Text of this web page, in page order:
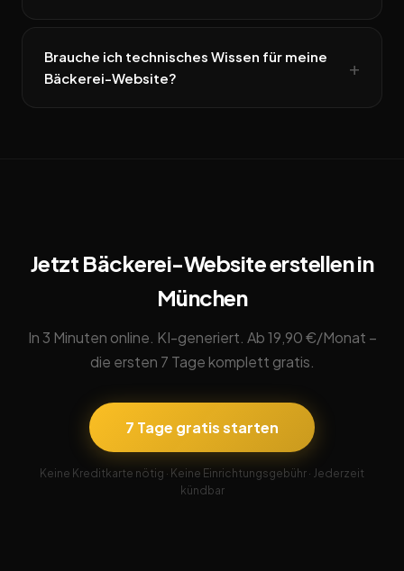
Brauche ich technisches Wissen für meine
Bäckerei-Website?
Jetzt Bäckerei-Website erstellen in
München
In 3 Minuten online. KI-generiert. Ab 19,90 €/Monat –
die ersten 7 Tage komplett gratis.
7 Tage gratis starten
Keine Kreditkarte nötig · Keine Einrichtungsgebühr · Jederzeit
kündbar